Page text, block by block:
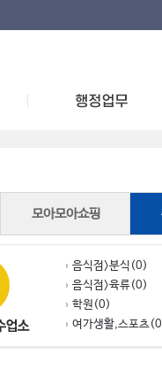
모아모아쇼핑
음식점>분식(0)
음식점>육류(0)
학원(0)
여가생활,스포츠